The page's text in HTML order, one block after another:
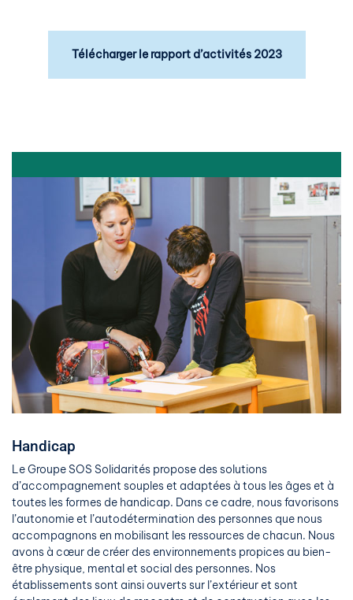
Télécharger le rapport d’activités 2023
Handicap
Le Groupe SOS Solidarités propose des solutions
d’accompagnement souples et adaptées à tous les âges et à
toutes les formes de handicap. Dans ce cadre, nous favorisons
l’autonomie et l’autodétermination des personnes que nous
accompagnons en mobilisant les ressources de chacun. Nous
avons à cœur de créer des environnements propices au bien-
être physique, mental et social des personnes. Nos
établissements sont ainsi ouverts sur l’extérieur et sont